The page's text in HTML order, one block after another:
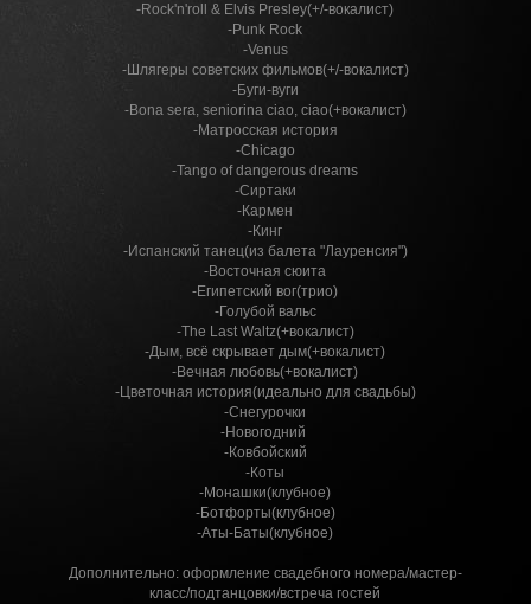
-Rock'n'roll & Elvis Presley(+/-вокалист)
-Punk Rock
-Venus
-Шлягеры советских фильмов(+/-вокалист)
-Буги-вуги
-Bona sera, seniorina ciao, ciao(+вокалист)
-Матросская история
-Chicago
-Tango of dangerous dreams
-Сиртаки
-Кармен
-Кинг
-Испанский танец(из балета "Лауренсия")
-Восточная сюита
-Египетский вог(трио)
-Голубой вальс
-The Last Waltz(+вокалист)
-Дым, всё скрывает дым(+вокалист)
-Вечная любовь(+вокалист)
-Цветочная история(идеально для свадьбы)
-Снегурочки
-Новогодний
-Ковбойский
-Коты
-Монашки(клубное)
-Ботфорты(клубное)
-Аты-Баты(клубное)
Дополнительно: оформление свадебного номера/мастер-
класс/подтанцовки/встреча гостей